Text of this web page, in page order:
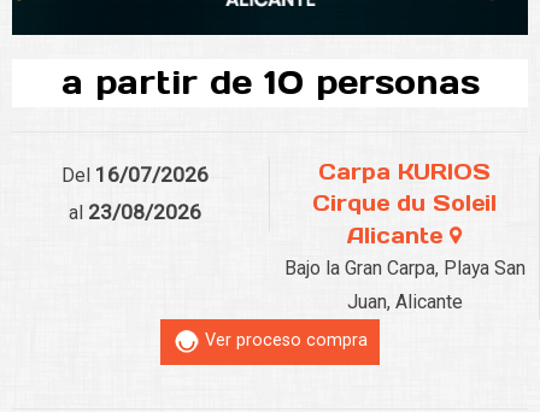
a partir de 10 personas
Del 16/07/2026
al 23/08/2026
Carpa KURIOS
Cirque du Soleil
Alicante
Bajo la Gran Carpa, Playa San
Juan, Alicante
Ver proceso compra